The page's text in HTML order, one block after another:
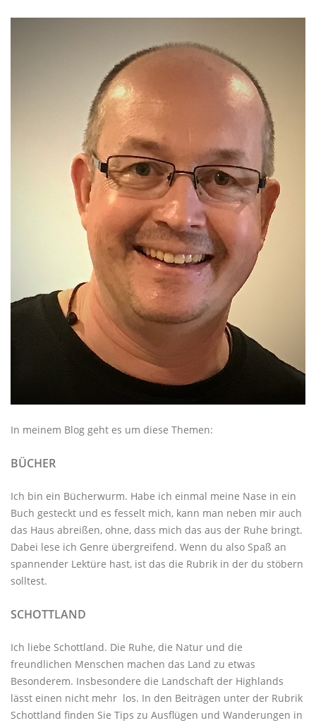
In meinem Blog geht es um diese Themen:
BÜCHER
Ich bin ein Bücherwurm. Habe ich einmal meine Nase in ein
Buch gesteckt und es fesselt mich, kann man neben mir auch
das Haus abreißen, ohne, dass mich das aus der Ruhe bringt.
Dabei lese ich Genre übergreifend. Wenn du also Spaß an
spannender Lektüre hast, ist das die Rubrik in der du stöbern
solltest.
SCHOTTLAND
Ich liebe Schottland. Die Ruhe, die Natur und die
freundlichen Menschen machen das Land zu etwas
Besonderem. Insbesondere die Landschaft der Highlands
lässt einen nicht mehr los. In den Beiträgen unter der Rubrik
Schottland finden Sie Tips zu Ausflügen und Wanderungen in